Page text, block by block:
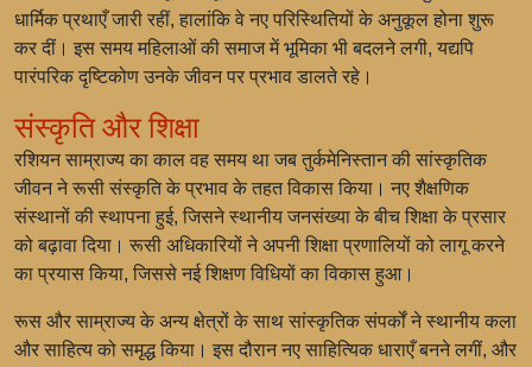
धार्मिक प्रथाएँ जारी रहीं, हालांकि वे नए परिस्थितियों के अनुकूल होना शुरू
कर दीं। इस समय महिलाओं की समाज में भूमिका भी बदलने लगी, यद्यपि
पारंपरिक दृष्टिकोण उनके जीवन पर प्रभाव डालते रहे।
संस्कृति और शिक्षा
रशियन साम्राज्य का काल वह समय था जब तुर्कमेनिस्तान की सांस्कृतिक
जीवन ने रूसी संस्कृति के प्रभाव के तहत विकास किया। नए शैक्षणिक
संस्थानों की स्थापना हुई, जिसने स्थानीय जनसंख्या के बीच शिक्षा के प्रसार
को बढ़ावा दिया। रूसी अधिकारियों ने अपनी शिक्षा प्रणालियों को लागू करने
का प्रयास किया, जिससे नई शिक्षण विधियों का विकास हुआ।
रूस और साम्राज्य के अन्य क्षेत्रों के साथ सांस्कृतिक संपर्कों ने स्थानीय कला
और साहित्य को समृद्ध किया। इस दौरान नए साहित्यिक धाराएँ बनने लगीं, और